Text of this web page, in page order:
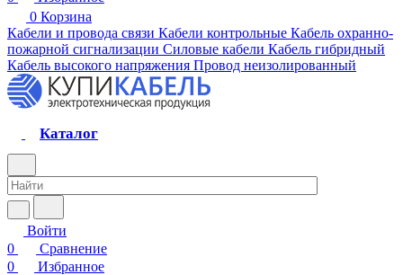
0 Корзина
Кабели и провода связи Кабели контрольные Кабель охранно-
пожарной сигнализации Силовые кабели Кабель гибридный
Кабель высокого напряжения Провод неизолированный
Каталог
Войти
0
Сравнение
0
Избранное